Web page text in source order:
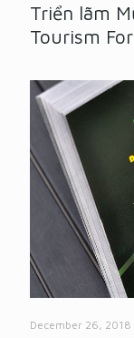
Triển lãm
Tourism
December 26, 2018